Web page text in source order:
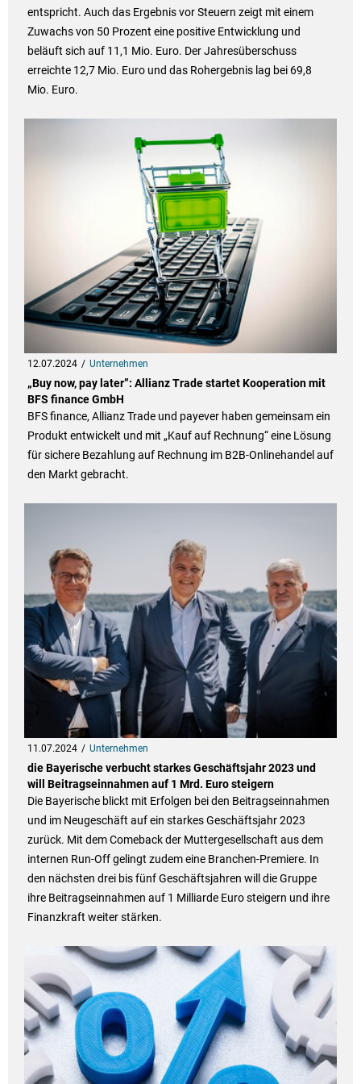
entspricht. Auch das Ergebnis vor Steuern zeigt mit einem
Zuwachs von 50 Prozent eine positive Entwicklung und
beläuft sich auf 11,1 Mio. Euro. Der Jahresüberschuss
erreichte 12,7 Mio. Euro und das Rohergebnis lag bei 69,8
Mio. Euro.
12.07.2024 Unternehmen
„Buy now, pay later”: Allianz Trade startet Kooperation mit
BFS finance GmbH
BFS finance, Allianz Trade und payever haben gemeinsam ein
Produkt entwickelt und mit „Kauf auf Rechnung“ eine Lösung
für sichere Bezahlung auf Rechnung im B2B-Onlinehandel auf
den Markt gebracht.
11.07.2024 Unternehmen
die Bayerische verbucht starkes Geschäftsjahr 2023 und
will Beitragseinnahmen auf 1 Mrd. Euro steigern
Die Bayerische blickt mit Erfolgen bei den Beitragseinnahmen
und im Neugeschäft auf ein starkes Geschäftsjahr 2023
zurück. Mit dem Comeback der Muttergesellschaft aus dem
internen Run-Off gelingt zudem eine Branchen-Premiere. In
den nächsten drei bis fünf Geschäftsjahren will die Gruppe
ihre Beitragseinnahmen auf 1 Milliarde Euro steigern und ihre
Finanzkraft weiter stärken.